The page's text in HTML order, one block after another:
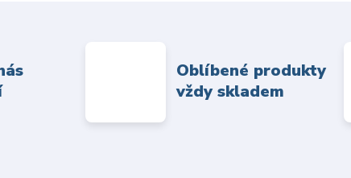
Oblíbené produkty
vždy skladem